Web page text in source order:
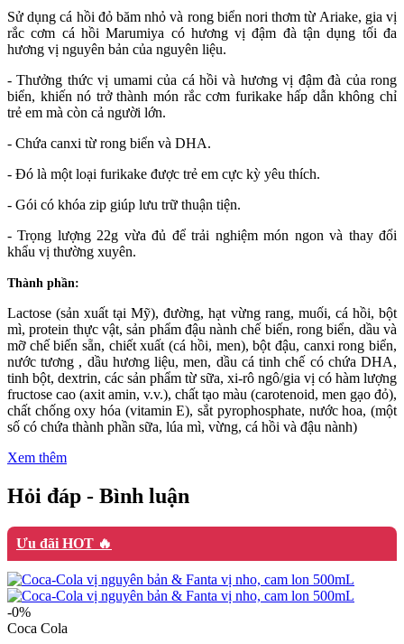
Sử dụng cá hồi đỏ băm nhỏ và rong biển nori thơm từ Ariake, gia vị
rắc cơm cá hồi Marumiya có hương vị đậm đà tận dụng tối đa
hương vị nguyên bản của nguyên liệu.
- Thưởng thức vị umami của cá hồi và hương vị đậm đà của rong
biển, khiến nó trở thành món rắc cơm furikake hấp dẫn không chỉ
trẻ em mà còn cả người lớn.
- Chứa canxi từ rong biển và DHA.
- Đó là một loại furikake được trẻ em cực kỳ yêu thích.
- Gói có khóa zip giúp lưu trữ thuận tiện.
- Trọng lượng 22g vừa đủ để trải nghiệm món ngon và thay đổi
khẩu vị thường xuyên.
Thành phần:
Lactose (sản xuất tại Mỹ), đường, hạt vừng rang, muối, cá hồi, bột
mì, protein thực vật, sản phẩm đậu nành chế biến, rong biển, dầu và
mỡ chế biến sẵn, chiết xuất (cá hồi, men), bột đậu, canxi rong biển,
nước tương , dầu hương liệu, men, dầu cá tinh chế có chứa DHA,
tinh bột, dextrin, các sản phẩm từ sữa, xi-rô ngô/gia vị có hàm lượng
fructose cao (axit amin, v.v.), chất tạo màu (carotenoid, men gạo đỏ),
chất chống oxy hóa (vitamin E), sắt pyrophosphate, nước hoa, (một
số có chứa thành phần sữa, lúa mì, vừng, cá hồi và đậu nành)
Xem thêm
Hỏi đáp - Bình luận
Ưu đãi HOT 🔥
-0%
Coca Cola